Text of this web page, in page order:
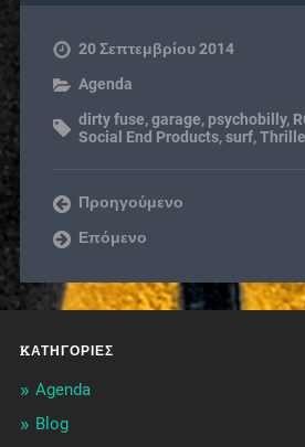
20 Σεπτεμβρίου 2014
Agenda
dirty fuse,garage, psychobilly,
Social End Products,surf,
Προηγούμενο
Επόμενο
KΑΤΗΓΟΡΊΕΣ
Agenda
Blog